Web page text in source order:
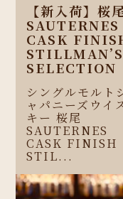
【新入荷】桜
SAUTERNES
CASK
STILLMAN’S
SELECTION
シングルモルト
ャパニーズウイ
キー 桜尾
SAUTERNES
CASK FINISH
STIL...